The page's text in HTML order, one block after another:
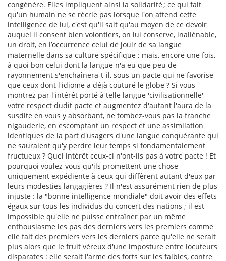
congénère. Elles impliquent ainsi la solidarité ; ce qui fait
qu'un humain ne se récrie pas lorsque l'on attend cette
intelligence de lui, c'est qu'il sait qu'au moyen de ce devoir
auquel il consent bien volontiers, on lui conserve, inaliénable,
un droit, en l’occurrence celui de jouir de sa langue
maternelle dans sa culture spécifique ; mais, encore une fois,
à quoi bon celui dont la langue n'a eu que peu de
rayonnement s'enchaînera-t-il, sous un pacte qui ne favorise
que ceux dont l'idiome a déjà couturé le globe ? Si vous
montrez par l'intérêt porté à telle langue 'civilisationnelle'
votre respect dudit pacte et augmentez d'autant l'aura de la
susdite en vous y absorbant, ne tombez-vous pas la franche
nigauderie, en escomptant un respect et une assimilation
identiques de la part d'usagers d'une langue conquérante qui
ne sauraient qu'y perdre leur temps si fondamentalement
fructueux ? Quel intérêt ceux-ci n'ont-ils pas à votre pacte ! Et
pourquoi voulez-vous qu'ils promettent une chose
uniquement expédiente à ceux qui diffèrent autant d'eux par
leurs modesties langagières ? Il n'est assurément rien de plus
injuste : la "bonne intelligence mondiale" doit avoir des effets
égaux sur tous les individus du concert des nations ; il est
impossible qu'elle ne puisse entraîner par un même
enthousiasme les pas des derniers vers les premiers comme
elle fait des premiers vers les derniers parce qu'elle ne serait
plus alors que le fruit véreux d'une imposture entre locuteurs
disparates : elle serait l'arme des forts sur les faibles, contre